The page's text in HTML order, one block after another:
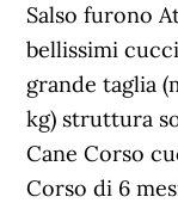
Salso furono
bellissimi
grande taglia
kg) struttura
Cane Corso
Corso di 6